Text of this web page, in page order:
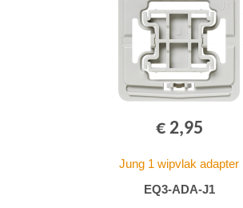
€ 2,95
Jung 1 wipvlak adapter
EQ3-ADA-J1